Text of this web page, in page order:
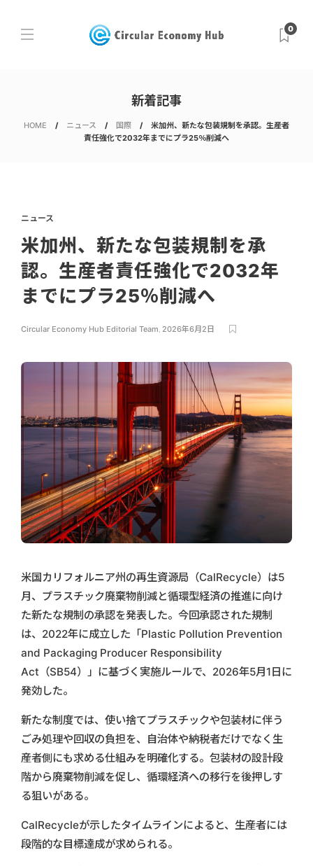
0
新着記事
HOME ニュース 国際
米加州、新たな包装規制を承認。生産者
責任強化で2032年までにプラ25％削減へ
ニュース
米加州、新たな包装規制を承
認。生産者責任強化で2032年
までにプラ25％削減へ
Circular Economy Hub Editorial Team, 2026年6月2日
米国カリフォルニア州の再生資源局（CalRecycle）は5
月、プラスチック廃棄物削減と循環型経済の推進に向け
た新たな規制の承認を発表した。今回承認された規制
は、2022年に成立した「Plastic Pollution Prevention
and Packaging Producer Responsibility
Act（SB54）」に基づく実施ルールで、2026年5月1日に
発効した。
新たな制度では、使い捨てプラスチックや包装材に伴う
ごみ処理や回収の負担を、自治体や納税者だけでなく生
産者側にも求める仕組みを明確化する。包装材の設計段
階から廃棄物削減を促し、循環経済への移行を後押しす
る狙いがある。
CalRecycleが示したタイムラインによると、生産者には
段階的な目標達成が求められる。